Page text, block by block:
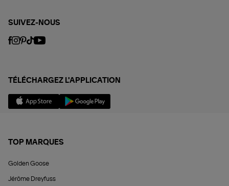
SUIVEZ-NOUS
TÉLÉCHARGEZ L'APPLICATION
TOP MARQUES
Golden Goose
Jérôme Dreyfuss